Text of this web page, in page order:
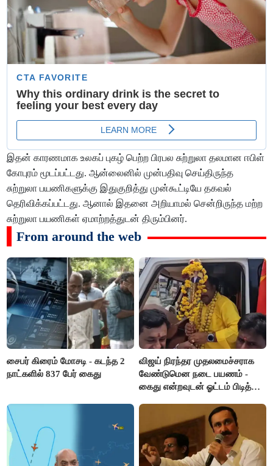
இதன் காரணமாக உலகப் புகழ் பெற்ற பிரபல சுற்றுலா தலமான ஈபிள்
கோபுரம் மூடப்பட்டது. ஆன்லைனில் முன்பதிவு செய்திருந்த
சுற்றுலா பயணிகளுக்கு இதுகுறித்து முன்கூட்டியே தகவல்
தெரிவிக்கப்பட்டது. ஆனால் இதனை அறியாமல் சென்றிருந்த மற்ற
சுற்றுலா பயணிகள் ஏமாற்றத்துடன் திரும்பினர்.
From around the web
சைபர் கிரைம் மோசடி - கடந்த 2
நாட்களில் 837 பேர் கைது
விஜய் நிரந்தர முதலமைச்சராக
வேண்டுமென நடை பயணம் -
கைது என்றவுடன் ஓட்டம் பிடித்த